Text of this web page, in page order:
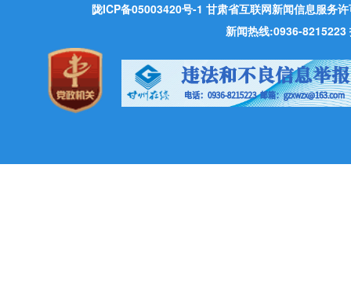
陇ICP备05003420号-1 甘肃省互联网新闻信息服务
新闻热线:0936-8215223